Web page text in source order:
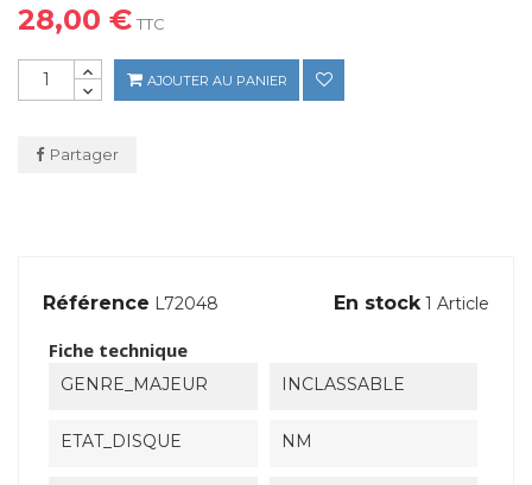
28,00 € TTC
AJOUTER AU PANIER
Partager
Référence L72048 En stock 1 Article
Fiche technique
GENRE_MAJEUR INCLASSABLE
ETAT_DISQUE NM